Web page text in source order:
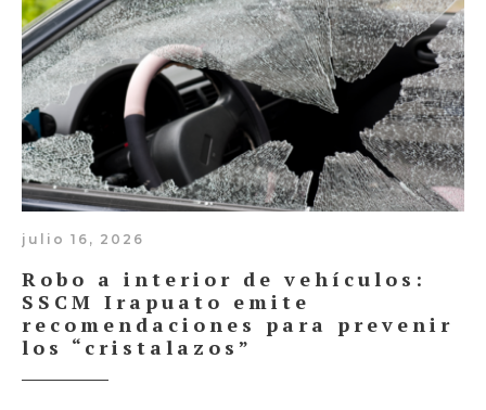
julio 16, 2026
Robo a interior de vehículos:
SSCM Irapuato emite
recomendaciones para prevenir
los “cristalazos”